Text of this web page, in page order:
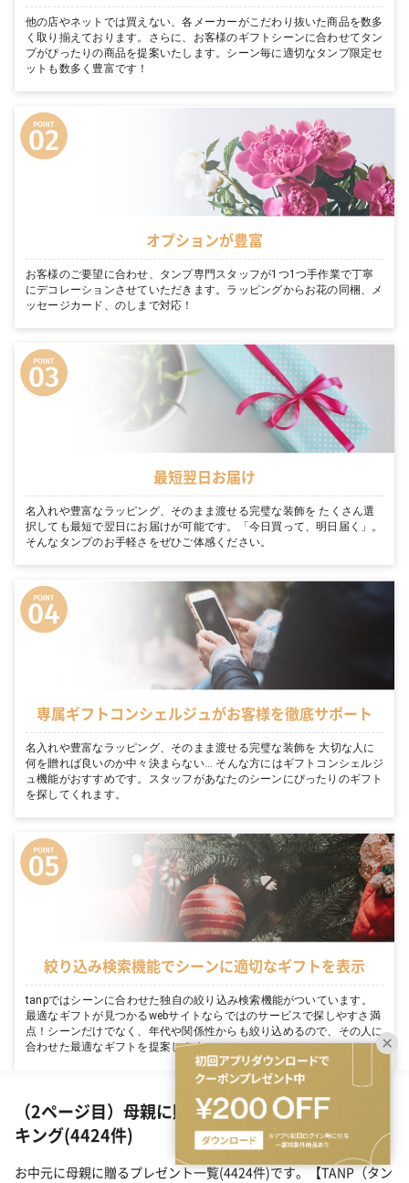
他の店やネットでは買えない、各メーカーがこだわり抜いた商品を数多
く取り揃えております。さらに、お客様のギフトシーンに合わせてタン
プがぴったりの商品を提案いたします。シーン毎に適切なタンプ限定セ
ットも数多く豊富です！
オプションが豊富
お客様のご要望に合わせ、タンプ専門スタッフが1つ1つ手作業で丁寧
にデコレーションさせていただきます。ラッピングからお花の同梱、メ
ッセージカード、のしまで対応！
最短翌日お届け
名入れや豊富なラッピング、そのまま渡せる完璧な装飾を たくさん選
択しても最短で翌日にお届けが可能です。「今日買って、明日届く」。
そんなタンプのお手軽さをぜひご体感ください。
専属ギフトコンシェルジュがお客様を徹底サポート
名入れや豊富なラッピング、そのまま渡せる完璧な装飾を 大切な人に
何を贈れば良いのか中々決まらない… そんな方にはギフトコンシェルジ
ュ機能がおすすめです。スタッフがあなたのシーンにぴったりのギフト
を探してくれます。
絞り込み検索機能でシーンに適切なギフトを表示
tanpではシーンに合わせた独自の絞り込み検索機能がついています。
最適なギフトが見つかるwebサイトならではのサービスで探しやすさ満
点！シーンだけでなく、年代や関係性からも絞り込めるので、その人に
合わせた最適なギフトを提案します。
（2ページ目）母親に贈るお中元ギフトの人気ラン
キング(4424件)
お中元に母親に贈るプレゼント一覧(4424件)です。【TANP（タン